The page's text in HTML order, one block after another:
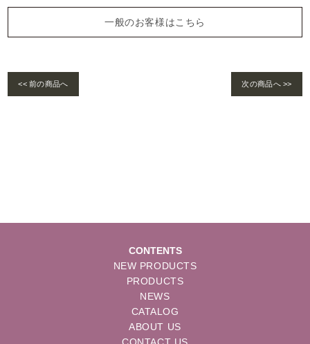
一般のお客様はこちら
<< 前の商品へ 次の商品へ >>
CONTENTS
NEW PRODUCTS
PRODUCTS
NEWS
CATALOG
ABOUT US